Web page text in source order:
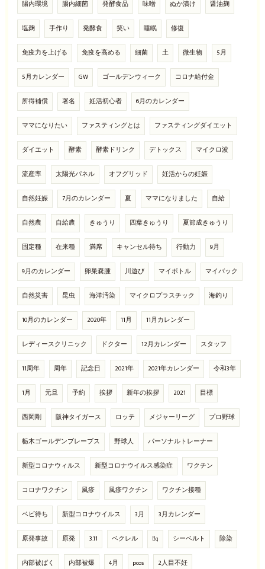
腸内環境 腸内細菌 発酵食品 味噌 ぬか漬け 醤油麹
塩麹 手作り 発酵食 笑い 睡眠 修復
免疫力を上げる 免疫を高める 細菌 土 微生物 5月
5月カレンダー GW ゴールデンウィーク コロナ給付金
所得補償 署名 妊活初心者 6月のカレンダー
ママになりたい ファスティングとは ファスティングダイエット
ダイエット 酵素 酵素ドリンク デトックス マイクロ波
流産率 太陽光パネル オフグリッド 妊活からの妊娠
自然妊娠 7月のカレンダー 夏 ママになりました 自給
自然農 自給農 きゅうり 四葉きゅうり 夏節成きゅうり
固定種 在来種 満席 キャンセル待ち 行動力 9月
9月のカレンダー 卵巣嚢腫 川遊び マイボトル マイバック
自然災害 昆虫 海洋汚染 マイクロプラスチック 海釣り
10月のカレンダー 2020年 11月 11月カレンダー
レディースクリニック ドクター 12月カレンダー スタッフ
11周年 周年 記念日 2021年 2021年カレンダー 令和3年
1月 元旦 予約 挨拶 新年の挨拶 2021 目標
西岡剛 阪神タイガース ロッテ メジャーリーグ プロ野球
栃木ゴールデンブレーブス 野球人 パーソナルトレーナー
新型コロナウィルス 新型コロナウイルス感染症 ワクチン
コロナワクチン 風疹 風疹ワクチン ワクチン接種
ベビ待ち 新型コロナウイルス 3月 3月カレンダー
原発事故 原発 3.11 ベクレル ㏃ シーベルト 除染
内部被ばく 内部被爆 4月 pcos 2人目不妊